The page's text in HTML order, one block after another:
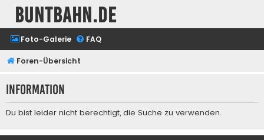
buntbahn.de
Foto-Galerie FAQ
Foren-Übersicht
Information
Du bist leider nicht berechtigt, die Suche zu verwenden.